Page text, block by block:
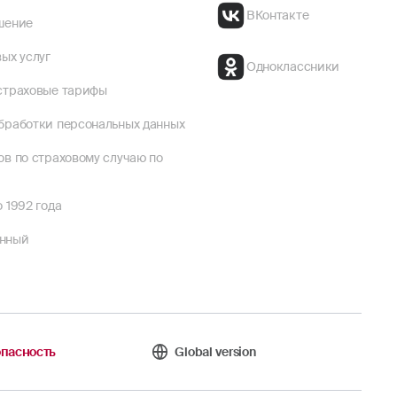
услуг
тарифы
персональных данных
по страховому случаю по
года
ВКонтакте
Одноклассники
Global version